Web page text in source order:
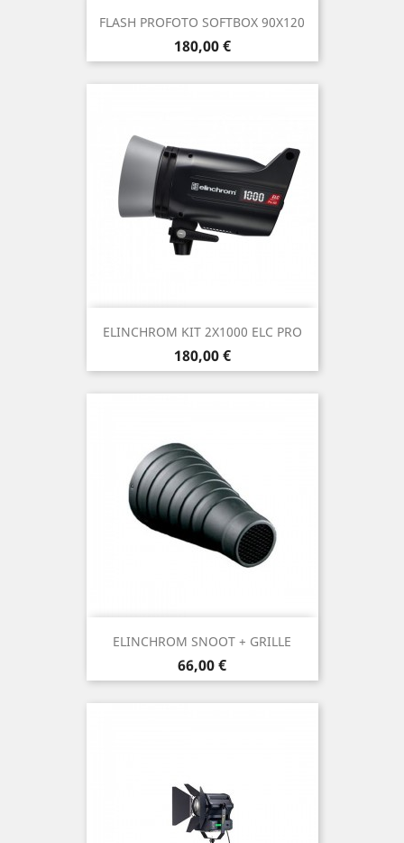
FLASH PROFOTO SOFTBOX 90X120
Prix
180,00 €
ELINCHROM KIT 2X1000 ELC PRO
Prix
180,00 €
ELINCHROM SNOOT + GRILLE
Prix
66,00 €